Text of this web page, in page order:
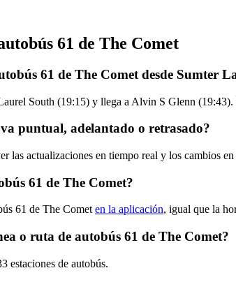
61 de The Comet
61 de The Comet desde Sumter
South (19:15) y llega a Alvin S Glenn
puntual, adelantado o retrasado?
las actualizaciones en tiempo real y los cambios
61 de The Comet?
61 de The Comet en la aplicación, igual que la
o ruta de autobús 61 de The Comet?
estaciones de autobús.